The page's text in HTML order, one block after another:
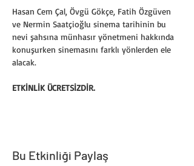
Hasan Cem Çal, Övgü Gökçe, Fatih Özgüven
ve Nermin Saatçioğlu sinema tarihinin bu
nevi şahsına münhasır yönetmeni hakkında
konuşurken sinemasını farklı yönlerden ele
alacak.
ETKİNLİK ÜCRETSİZDİR.
Bu Etkinliği Paylaş